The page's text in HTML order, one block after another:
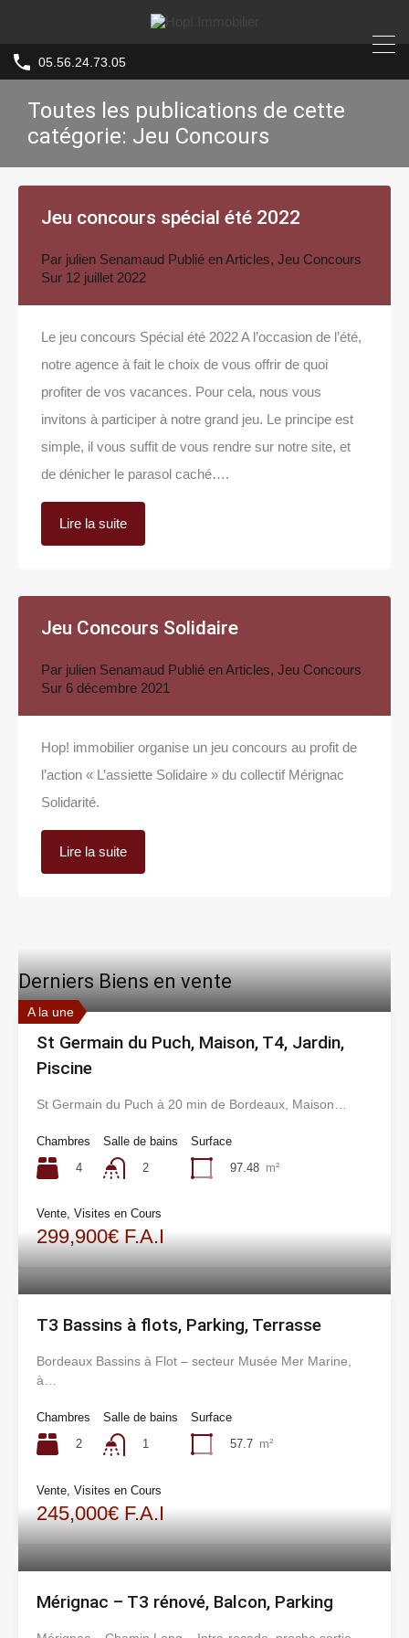
05.56.24.73.05
Toutes les publications de cette
catégorie: Jeu Concours
Jeu concours spécial été 2022
Par julien Senamaud Publié enArticles, Jeu Concours
Sur 12 juillet 2022
Le jeu concours Spécial été 2022 A l’occasion de l’été,
notre agence à fait le choix de vous offrir de quoi
profiter de vos vacances. Pour cela, nous vous
invitons à participer à notre grand jeu. Le principe est
simple, il vous suffit de vous rendre sur notre site, et
de dénicher le parasol caché….
Lire la suite
Jeu Concours Solidaire
Par julien Senamaud Publié enArticles, Jeu Concours
Sur 6 décembre 2021
Hop! immobilier organise un jeu concours au profit de
l’action « L’assiette Solidaire » du collectif Mérignac
Solidarité.
Lire la suite
Derniers Biens en vente
A la une
St Germain du Puch, Maison, T4, Jardin,
Piscine
St Germain du Puch à 20 min de Bordeaux, Maison…
Chambres
4
Salle de bains
2
Surface
97.48 m²
Vente, Visites en Cours
299,900€ F.A.I
T3 Bassins à flots, Parking, Terrasse
Bordeaux Bassins à Flot – secteur Musée Mer Marine,
à…
Chambres
2
Salle de bains
1
Surface
57.7 m²
Vente, Visites en Cours
245,000€ F.A.I
Mérignac – T3 rénové, Balcon, Parking